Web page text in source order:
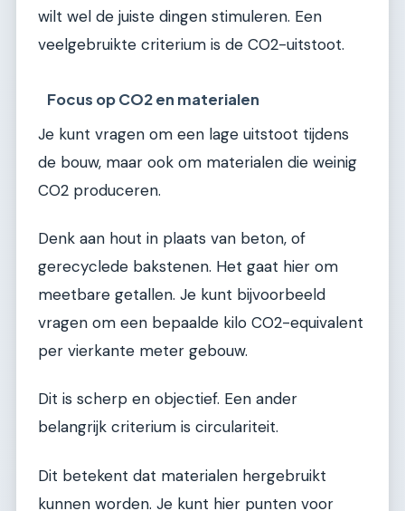
wilt wel de juiste dingen stimuleren. Een
veelgebruikte criterium is de CO2-uitstoot.
Focus op CO2 en materialen
Je kunt vragen om een lage uitstoot tijdens
de bouw, maar ook om materialen die weinig
CO2 produceren.
Denk aan hout in plaats van beton, of
gerecyclede bakstenen. Het gaat hier om
meetbare getallen. Je kunt bijvoorbeeld
vragen om een bepaalde kilo CO2-equivalent
per vierkante meter gebouw.
Dit is scherp en objectief. Een ander
belangrijk criterium is circulariteit.
Dit betekent dat materialen hergebruikt
kunnen worden. Je kunt hier punten voor